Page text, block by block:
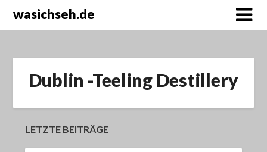
wasichseh.de
Dublin -Teeling Destillery
LETZTE BEITRÄGE